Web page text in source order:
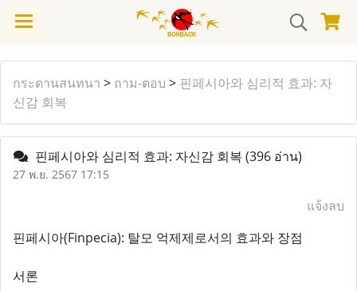
กระดานสนทนา > ถาม-ตอบ > 핀페시아와 심리적 효과: 자
신감 회복
핀페시아와 심리적 효과: 자신감 회복 (396 อ่าน)
27 พ.ย. 2567 17:15
แจ้งลบ
핀페시아(Finpecia): 탈모 억제제로서의 효과와 장점
서론